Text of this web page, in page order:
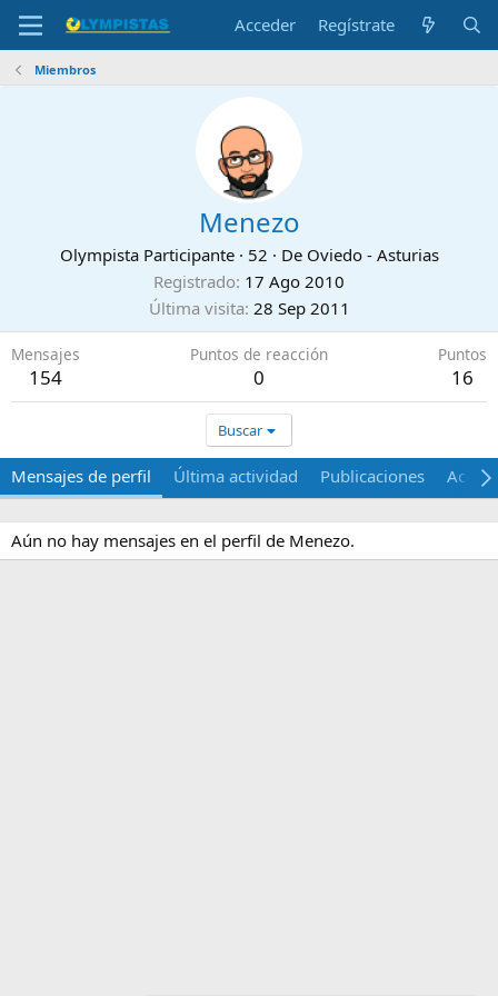
Acceder Regístrate
Miembros
Menezo
Olympista Participante · 52 · De Oviedo - Asturias
Registrado 17 Ago 2010
Última visita 28 Sep 2011
Mensajes
154
Puntos de reacción
0
Puntos
16
Buscar
Mensajes de perfil Última actividad Publicaciones Acerca
Aún no hay mensajes en el perfil de Menezo.